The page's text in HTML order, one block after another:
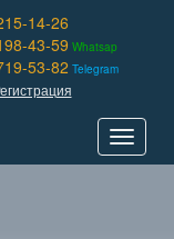
14-26
43-59 Whatsap
53-82 Telegram
Toggle